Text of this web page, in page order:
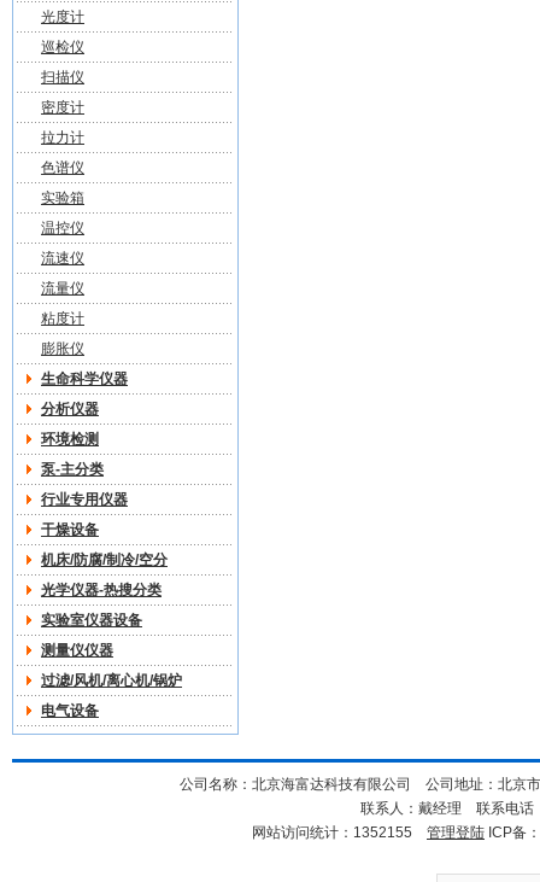
光度计
巡检仪
扫描仪
密度计
拉力计
色谱仪
实验箱
温控仪
流速仪
流量仪
粘度计
膨胀仪
生命科学仪器
分析仪器
环境检测
泵-主分类
行业专用仪器
干燥设备
机床/防腐/制冷/空分
光学仪器-热搜分类
实验室仪器设备
测量仪仪器
过滤/风机/离心机/锅炉
电气设备
公司名称：北京海富达科技有限公司 公司地址：北京
联系人：戴经理 联系电
网站访问统计：1352155 管理登陆 ICP备：